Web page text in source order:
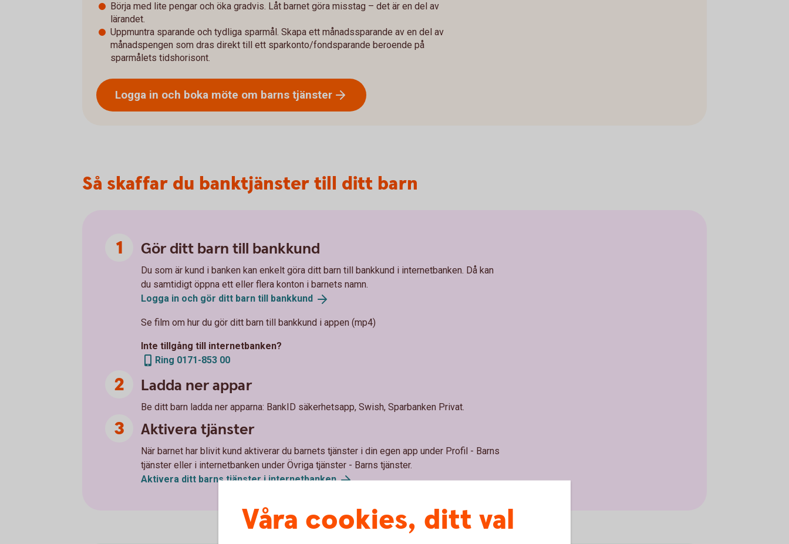
Börja med lite pengar och öka gradvis. Låt barnet göra misstag – det är en del av
lärandet.
Uppmuntra sparande och tydliga sparmål. Skapa ett månadssparande av en del av
månadspengen som dras direkt till ett sparkonto/fondsparande beroende på
sparmålets tidshorisont.
Logga in och boka möte om barns tjänster
Så skaffar du banktjänster till ditt barn
Gör ditt barn till bankkund
Du som är kund i banken kan enkelt göra ditt barn till bankkund i internetbanken. Då kan
du samtidigt öppna ett eller flera konton i barnets namn.
Logga in och gör ditt barn till bankkund
Se film om hur du gör ditt barn till bankkund i appen (mp4)
Inte tillgång till internetbanken?
Ring 0171-853 00
Ladda ner appar
Be ditt barn ladda ner apparna: BankID säkerhetsapp, Swish, Sparbanken Privat.
Aktivera tjänster
När barnet har blivit kund aktiverar du barnets tjänster i din egen app under Profil - Barns
tjänster eller i internetbanken under Övriga tjänster - Barns tjänster.
Aktivera ditt barns tjänster iinternetbanken
Våra cookies, ditt val